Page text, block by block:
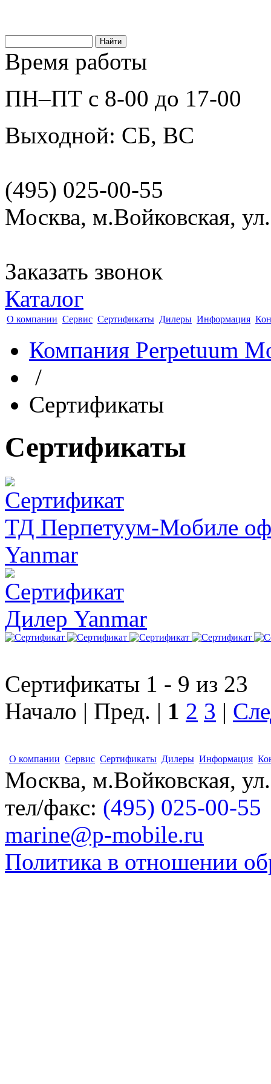
Время работы
ПН–ПТ с 8-00 до 17-00
Выходной: СБ, ВС
(495) 025-00-55
Москва, м.Войковская,
Заказать звонок
Каталог
О компании Сервис Сертификаты Дилеры Информация
Компания Perpetuum
/
Сертификаты
Сертификаты
ТД Перпетуум-Мобиле
Yanmar
Дилер Yanmar
Сертификаты 1 - 9 из 23
Начало | Пред. | 1 2 3 |
О компании Сервис Сертификаты Дилеры Информация
Москва, м.Войковская,
тел/факс: (495) 025-00-55
marine@p-mobile.ru
Политика в отношении